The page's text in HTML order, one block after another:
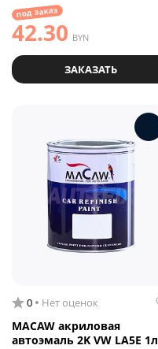
под заказ
42.30 BYN
ЗАКАЗАТЬ
0 Нет оценок
MACAW акриловая
автоэмаль 2K VW LA5E 1л